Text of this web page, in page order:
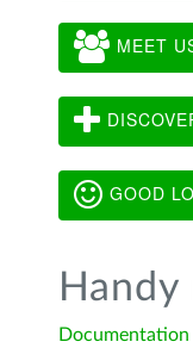
MEET
GOOD
Handy
Documentation